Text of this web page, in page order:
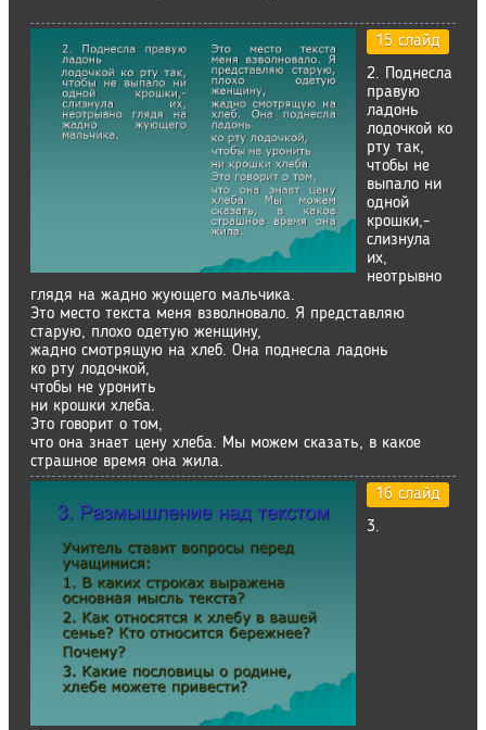
15 слайд
2. Поднесла
правую
ладонь
лодочкой ко
рту так,
чтобы не
выпало ни
одной
крошки,-
слизнула
их,
неотрывно
глядя на жадно жующего мальчика.
Это место текста меня взволновало. Я представляю
старую, плохо одетую женщину,
жадно смотрящую на хлеб. Она поднесла ладонь
ко рту лодочкой,
чтобы не уронить
ни крошки хлеба.
Это говорит о том,
что она знает цену хлеба. Мы можем сказать, в какое
страшное время она жила.
16 слайд
3.